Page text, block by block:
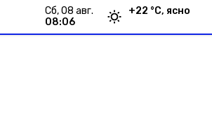
сб, 08 авг.
08:06
+22 °С, ясно